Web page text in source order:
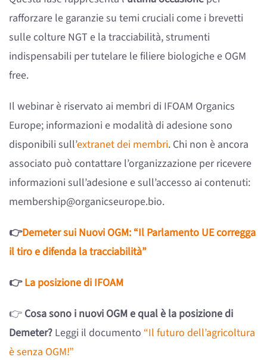
rafforzare le garanzie su temi cruciali come i brevetti
sulle colture NGT e la tracciabilità, strumenti
indispensabili per tutelare le filiere biologiche e OGM
free.
Il webinar è riservato ai membri di IFOAM Organics
Europe; informazioni e modalità di adesione sono
disponibili sull’extranet dei membri. Chi non è ancora
associato può contattare l’organizzazione per ricevere
informazioni sull’adesione e sull’accesso ai contenuti:
membership@organicseurope.bio.
👉Demeter sui Nuovi OGM: “Il Parlamento UE corregga
il tiro e difenda la tracciabilità”
👉 La posizione di IFOAM
👉 Cosa sono i nuovi OGM e qual è la posizione di
Demeter? Leggi il documento “Il futuro dell’agricoltura
è senza OGM!”